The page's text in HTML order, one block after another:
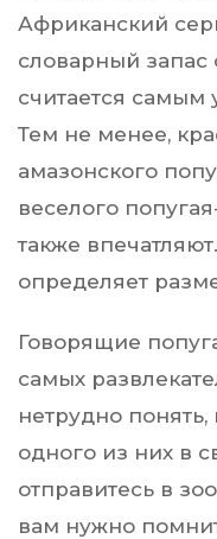
Африканский
словарный запас
считается самым
Тем не менее,
амазонского
веселого
также
определяет
Говорящие
самых
нетрудно
одного из них в
отправитесь в
вам нужно